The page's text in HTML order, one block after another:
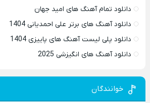
دانلود تمام آهنگ های امید جهان
دانلود آهنگ های برتر علی احمدیانی 1404
دانلود پلی لیست آهنگ های پاییزی 1404
دانلود آهنگ های انگیزشی 2025
خوانندگان